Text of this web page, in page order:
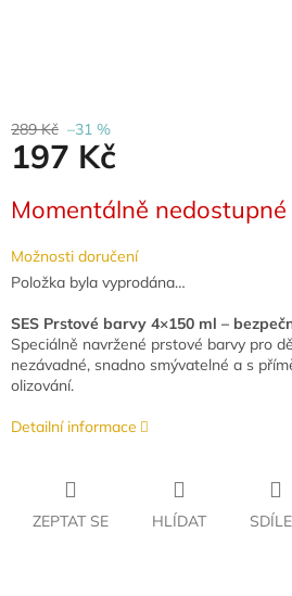
289 Kč –31 %
197 Kč
cena:
Momentálně nedostupné
Možnosti doručení
Položka byla vyprodána…
SES Prstové barvy 4×150 ml –
Speciálně navržené prstové barvy pro
nezávadné, snadno smývatelné a s
olizování.
Detailní informace
ZEPTAT SE HLÍDAT